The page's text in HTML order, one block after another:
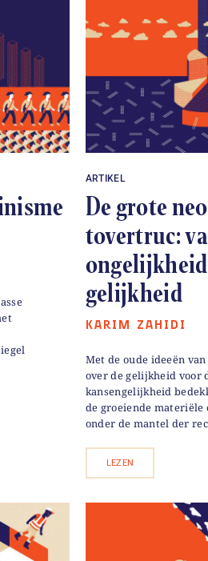
ARTIKEL
De grote
tovertruc:
gelijkheid
KARIM ZAHIDI
Met de oude ideeën
over de gelijkheid voor
kansengelijkheid
de groeiende
onder de mantel der
LEZEN